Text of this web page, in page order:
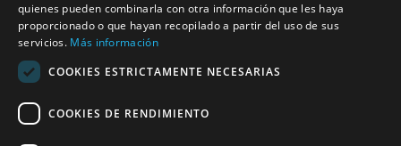
CATALAN
quienes pueden combinarla con otra información que les haya
proporcionado o que hayan recopilado a partir del uso de sus
servicios. Más información
COOKIES ESTRICTAMENTE NECESARIAS
COOKIES DE RENDIMIENTO